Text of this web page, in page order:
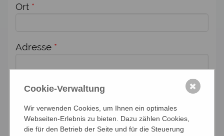
Ort *
Adresse *
Zusätzlich melde ich weitere Personen für
Anzahl Personen
Cookie-Verwaltung
Wir verwenden Cookies, um Ihnen ein optimales
Webseiten-Erlebnis zu bieten. Dazu zählen Cookies,
die für den Betrieb der Seite und für die Steuerung
✖